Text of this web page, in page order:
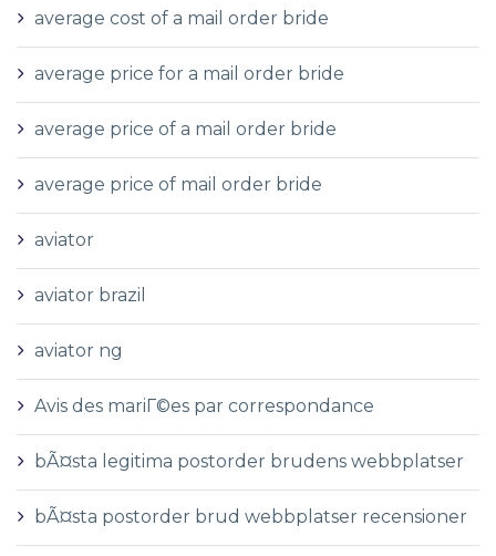
average cost of a mail order bride
average price for a mail order bride
average price of a mail order bride
average price of mail order bride
aviator
aviator brazil
aviator ng
Avis des mariГ©es par correspondance
bÃ¤sta legitima postorder brudens webbplatser
bÃ¤sta postorder brud webbplatser recensioner